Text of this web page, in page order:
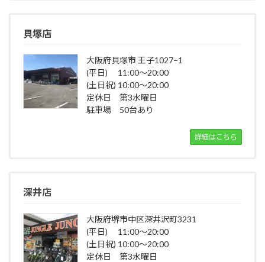
貝塚店
大阪府貝塚市 王子1027−1
(平日) 11:00～20:00
(土日祝) 10:00～20:00
定休日 第3水曜日
駐車場 50台あり
詳細はこちら
深井店
大阪府堺市中区深井沢町3231
(平日) 11:00～20:00
(土日祝) 10:00～20:00
定休日 第3水曜日